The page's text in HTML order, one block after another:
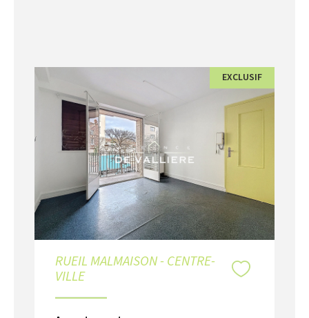
EXCLUSIF
RUEIL MALMAISON - CENTRE-
VILLE